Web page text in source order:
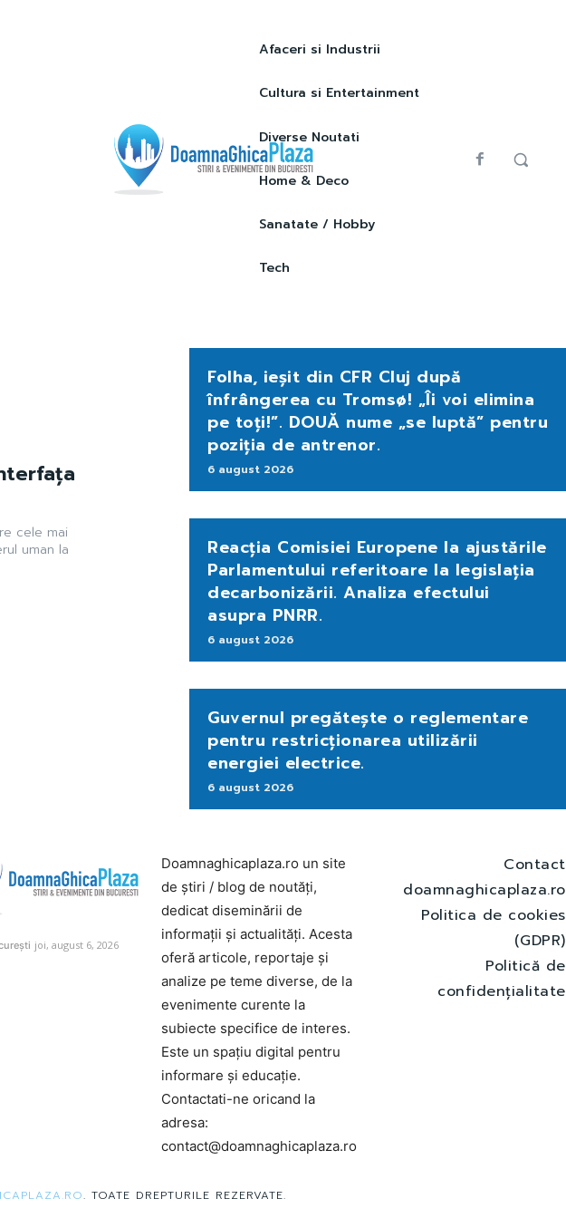
Afaceri si Industrii
Cultura si Entertainment
Diverse Noutati
Home & Deco
Sanatate / Hobby
Tech
cele mai
uman la
Folha, ieșit din CFR Cluj după
înfrângerea cu Tromsø! „Îi voi elimina
pe toți!”. DOUĂ nume „se luptă” pentru
poziția de antrenor.
6 august 2026
Reacția Comisiei Europene la ajustările
Parlamentului referitoare la legislația
decarbonizării. Analiza efectului
asupra PNRR.
6 august 2026
Guvernul pregătește o reglementare
pentru restricționarea utilizării
energiei electrice.
6 august 2026
joi, august 6, 2026
Doamnaghicaplaza.ro un site
de știri / blog de noutăți,
dedicat diseminării de
informații și actualități. Acesta
oferă articole, reportaje și
analize pe teme diverse, de la
evenimente curente la
subiecte specifice de interes.
Este un spațiu digital pentru
informare și educație.
Contactati-ne oricand la
adresa:
contact@doamnaghicaplaza.ro
Contact
doamnaghicaplaza.ro
Politica de cookies
(GDPR)
Politică de
confidențialitate
. TOATE DREPTURILE REZERVATE.